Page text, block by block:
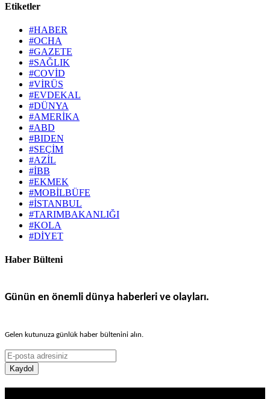
Etiketler
#HABER
#OCHA
#GAZETE
#SAĞLIK
#COVİD
#VİRÜS
#EVDEKAL
#DÜNYA
#AMERİKA
#ABD
#BIDEN
#SEÇİM
#AZİL
#İBB
#EKMEK
#MOBİLBÜFE
#İSTANBUL
#TARIMBAKANLIĞI
#KOLA
#DİYET
Haber Bülteni
Günün en önemli dünya haberleri ve olayları.
Gelen kutunuza günlük haber bültenini alın.
Kaydol